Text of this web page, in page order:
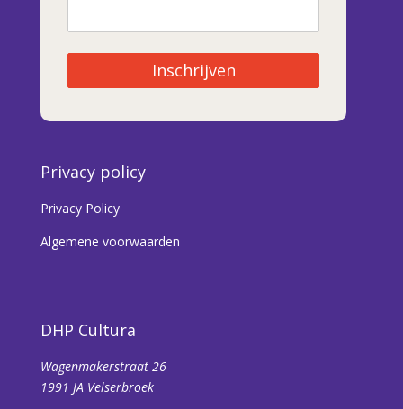
Inschrijven
Privacy policy
Privacy Policy
Algemene voorwaarden
DHP Cultura
Wagenmakerstraat 26
1991 JA Velserbroek